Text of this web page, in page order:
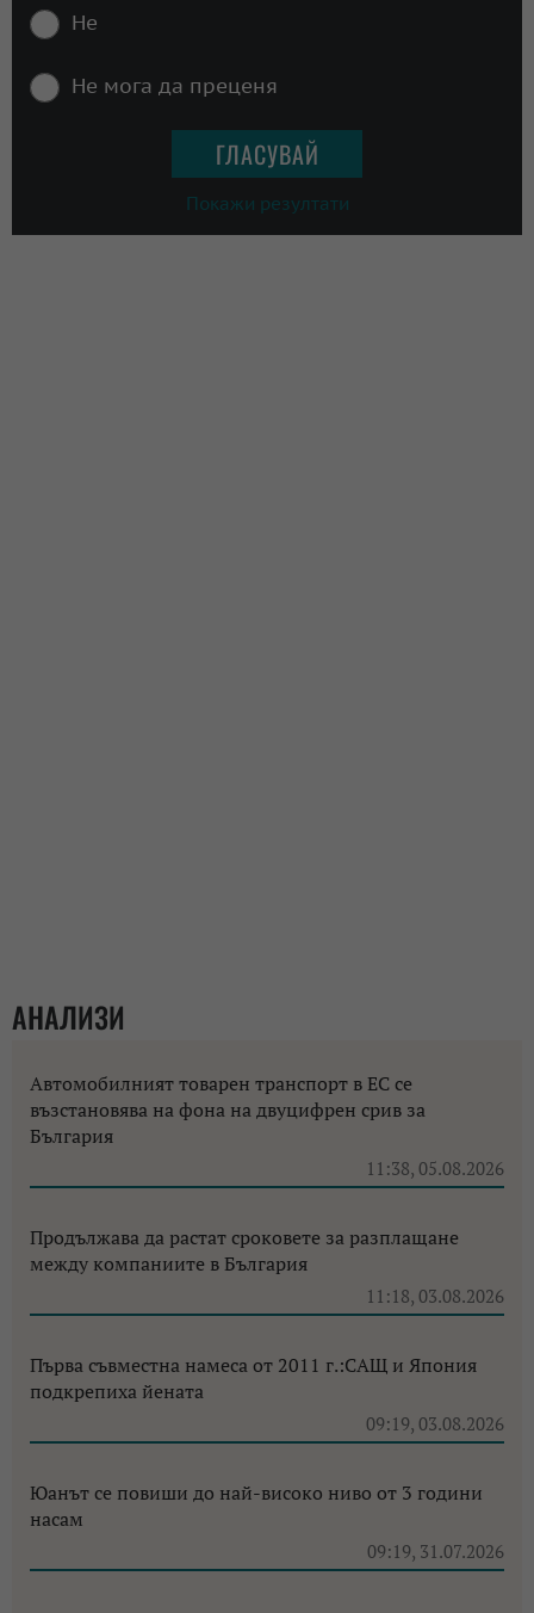
Не
Не мога да преценя
Покажи резултати
АНАЛИЗИ
Автомобилният товарен транспорт в ЕС се
възстановява на фона на двуцифрен срив за
България
11:38, 05.08.2026
Продължава да растат сроковете за разплащане
между компаниите в България
11:18, 03.08.2026
Първа съвместна намеса от 2011 г.:САЩ и Япония
подкрепиха йената
09:19, 03.08.2026
Юанът се повиши до най-високо ниво от 3 години
насам
09:19, 31.07.2026